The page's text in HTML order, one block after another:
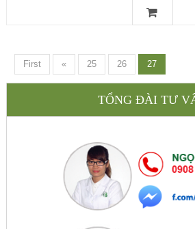
First « 25 26 27
TỔNG ĐÀI TƯ